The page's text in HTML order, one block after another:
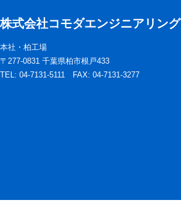
株式会社コモダエンジニアリング
本社・柏工場
〒277-0831 千葉県柏市根戸433
TEL: 04-7131-5111 FAX: 04-7131-3277